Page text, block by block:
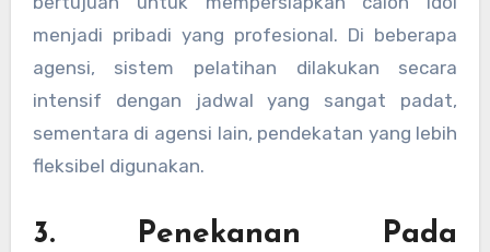
menjadi pribadi yang profesional. Di beberapa
agensi, sistem pelatihan dilakukan secara
intensif dengan jadwal yang sangat padat,
sementara di agensi lain, pendekatan yang lebih
fleksibel digunakan.
3. Penekanan Pada